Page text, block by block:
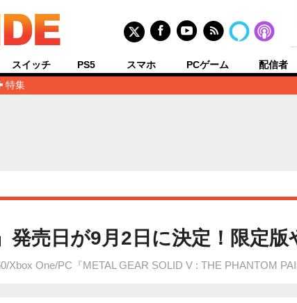
特集
スイッチ PS5 スマホ PCゲーム 配信者
発売日が9月2日に決定！限定
Xbox One/PC『METAL GEAR SOLID V : THE PHANTOM